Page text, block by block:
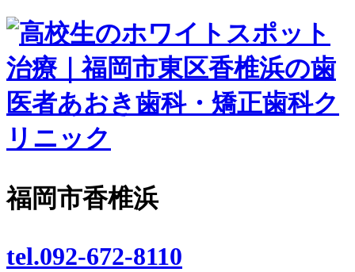
福岡市香椎浜
tel.092-672-8110